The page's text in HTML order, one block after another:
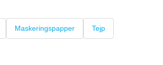
Maskeringspapper Tejp